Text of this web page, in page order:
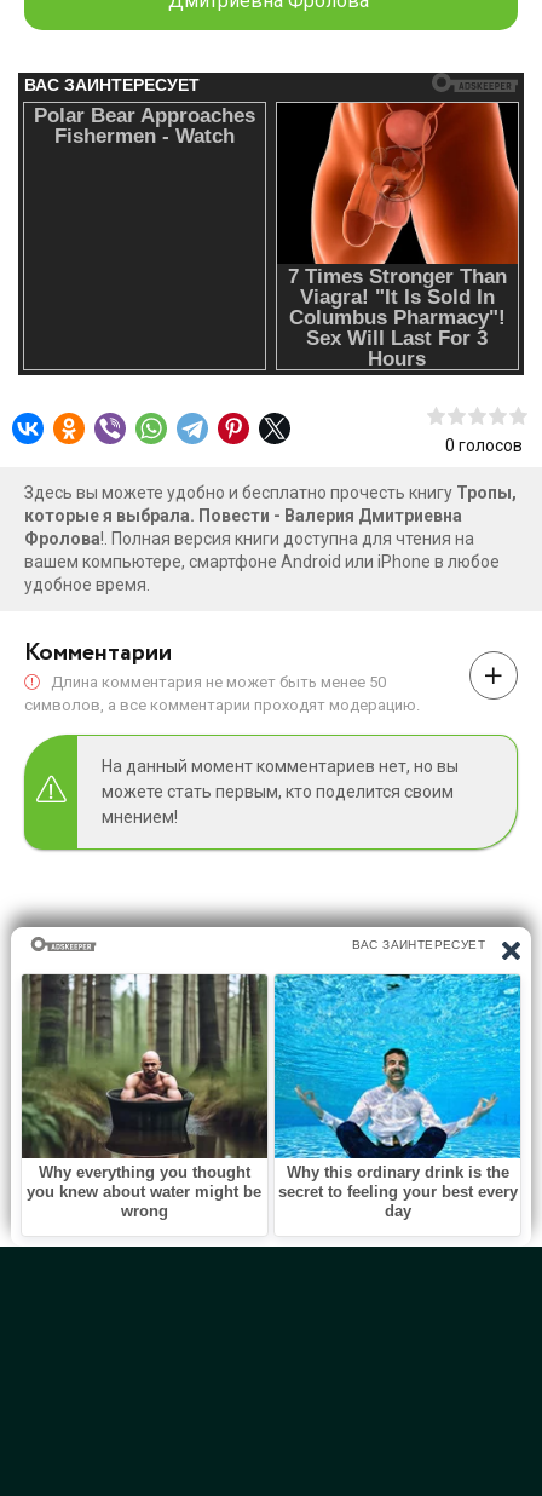
0 голосов
Здесь вы можете удобно и бесплатно прочесть книгу Тропы,
которые я выбрала. Повести - Валерия Дмитриевна
Фролова!. Полная версия книги доступна для чтения на
вашем компьютере, смартфоне Android или iPhone в любое
удобное время.
Комментарии
Длина комментария не может быть менее 50
символов, а все комментарии проходят модерацию.
На данный момент комментариев нет, но вы
можете стать первым, кто поделится своим
мнением!